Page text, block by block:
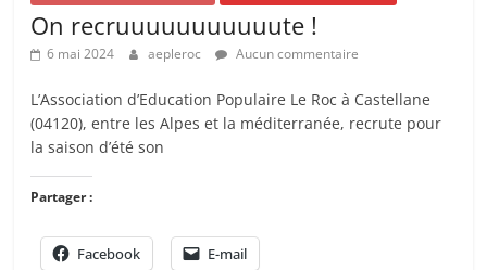
On recruuuuuuuuuuute !
6 mai 2024 aepleroc Aucun commentaire
L’Association d’Education Populaire Le Roc à Castellane
(04120), entre les Alpes et la méditerranée, recrute pour
la saison d’été son
Partager :
Facebook E-mail